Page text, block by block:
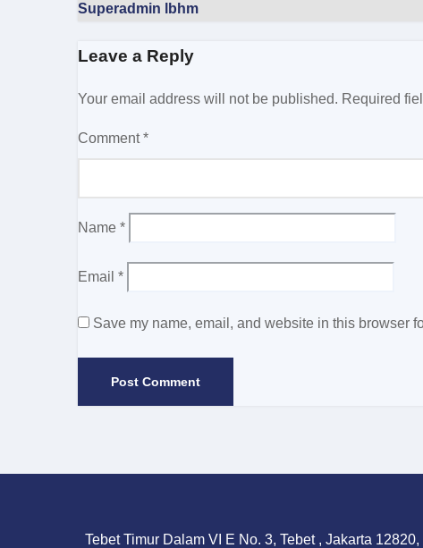
Superadmin lbhm
Leave a Reply
Your email address will not be published. Required
Comment*
Name *
Email *
Save my name, email, and website in this browser
Tebet Timur Dalam VI E No. 3, Tebet , Jakarta